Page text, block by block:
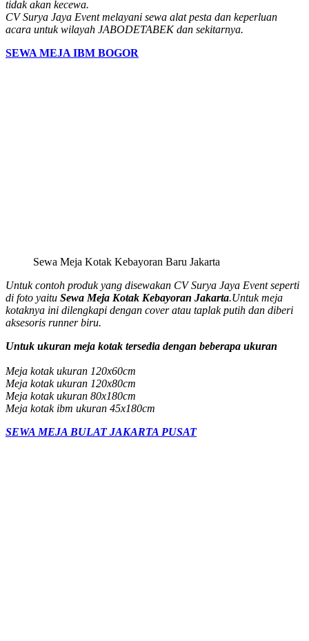
tidak akan kecewa.
CV Surya Jaya Event melayani sewa alat pesta dan keperluan
acara untuk wilayah JABODETABEK dan sekitarnya.
SEWA MEJA IBM BOGOR
Sewa Meja Kotak Kebayoran Baru Jakarta
Untuk contoh produk yang disewakan CV Surya Jaya Event seperti
di foto yaitu Sewa Meja Kotak Kebayoran Jakarta.Untuk meja
kotaknya ini dilengkapi dengan cover atau taplak putih dan diberi
aksesoris runner biru.
Untuk ukuran meja kotak tersedia dengan beberapa ukuran
Meja kotak ukuran 120x60cm
Meja kotak ukuran 120x80cm
Meja kotak ukuran 80x180cm
Meja kotak ibm ukuran 45x180cm
SEWA MEJA BULAT JAKARTA PUSAT